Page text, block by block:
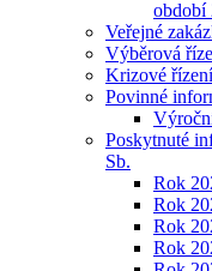
období
Veřejné
Výběrová
Krizové řízení
Povinné
Poskytnuté
Sb.
Rok
Rok
Rok
Rok